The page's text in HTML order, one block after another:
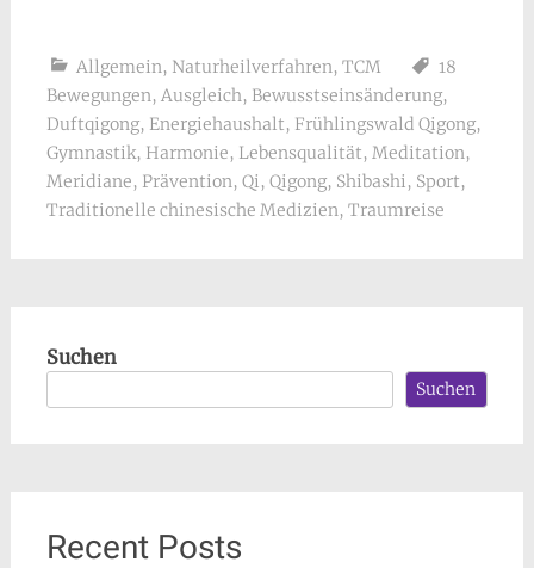
Allgemein, Naturheilverfahren, TCM
18
Bewegungen, Ausgleich, Bewusstseinsänderung,
Duftqigong, Energiehaushalt, Frühlingswald Qigong,
Gymnastik, Harmonie, Lebensqualität, Meditation,
Meridiane, Prävention, Qi, Qigong, Shibashi, Sport,
Traditionelle chinesische Medizien, Traumreise
Suchen
Suchen
Recent Posts